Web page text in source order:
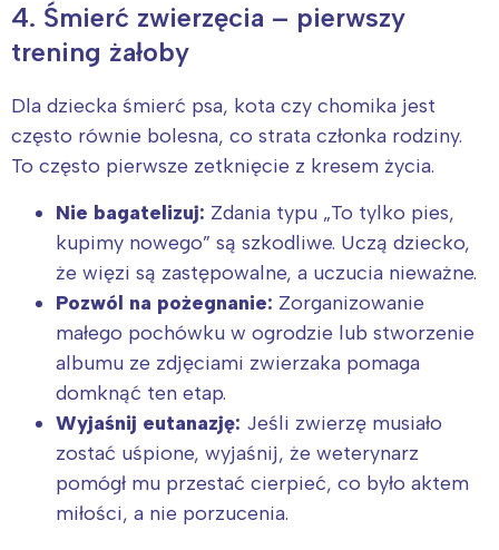
4. Śmierć zwierzęcia – pierwszy
trening żałoby
Dla dziecka śmierć psa, kota czy chomika jest
często równie bolesna, co strata członka rodziny.
To często pierwsze zetknięcie z kresem życia.
Nie bagatelizuj: Zdania typu „To tylko pies,
kupimy nowego” są szkodliwe. Uczą dziecko,
że więzi są zastępowalne, a uczucia nieważne.
Pozwól na pożegnanie: Zorganizowanie
małego pochówku w ogrodzie lub stworzenie
albumu ze zdjęciami zwierzaka pomaga
domknąć ten etap.
Wyjaśnij eutanazję: Jeśli zwierzę musiało
zostać uśpione, wyjaśnij, że weterynarz
pomógł mu przestać cierpieć, co było aktem
miłości, a nie porzucenia.